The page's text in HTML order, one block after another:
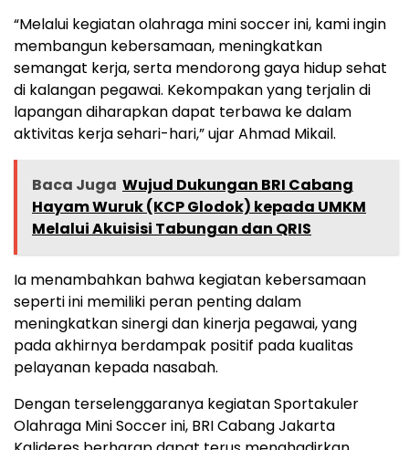
“Melalui kegiatan olahraga mini soccer ini, kami ingin
membangun kebersamaan, meningkatkan
semangat kerja, serta mendorong gaya hidup sehat
di kalangan pegawai. Kekompakan yang terjalin di
lapangan diharapkan dapat terbawa ke dalam
aktivitas kerja sehari-hari,” ujar Ahmad Mikail.
Baca Juga Wujud Dukungan BRI Cabang
Hayam Wuruk (KCP Glodok) kepada UMKM
Melalui Akuisisi Tabungan dan QRIS
Ia menambahkan bahwa kegiatan kebersamaan
seperti ini memiliki peran penting dalam
meningkatkan sinergi dan kinerja pegawai, yang
pada akhirnya berdampak positif pada kualitas
pelayanan kepada nasabah.
Dengan terselenggaranya kegiatan Sportakuler
Olahraga Mini Soccer ini, BRI Cabang Jakarta